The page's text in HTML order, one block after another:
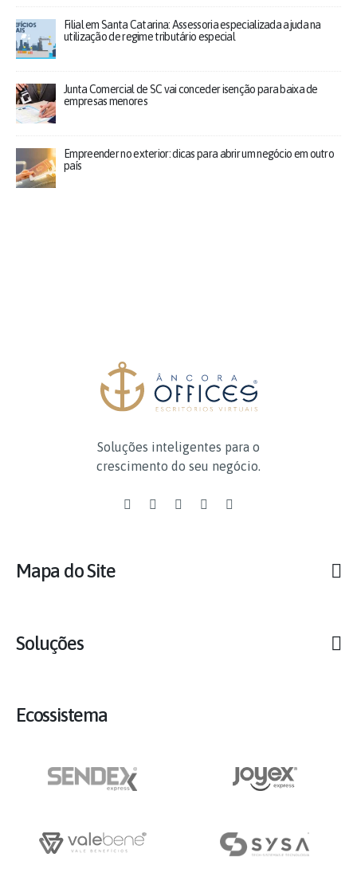
Filial em Santa Catarina: Assessoria especializada ajuda na
utilização de regime tributário especial
Junta Comercial de SC vai conceder isenção para baixa de
empresas menores
Empreender no exterior: dicas para abrir um negócio em outro
país
Soluções inteligentes para o
crescimento do seu negócio.
Mapa do Site
Soluções
Ecossistema